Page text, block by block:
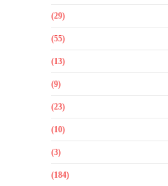
(29)
(55)
(13)
(9)
(23)
(10)
(3)
(184)